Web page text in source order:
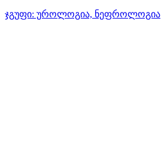
ჯგუფი: უროლოგია, ნეფროლოგია